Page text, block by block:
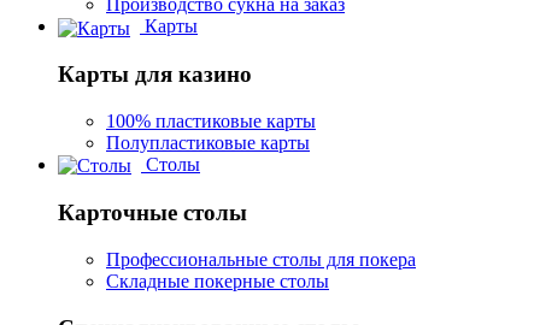
Производство сукна на заказ
Карты
Карты для казино
100% пластиковые карты
Полупластиковые карты
Столы
Карточные столы
Профессиональные столы для покера
Складные покерные столы